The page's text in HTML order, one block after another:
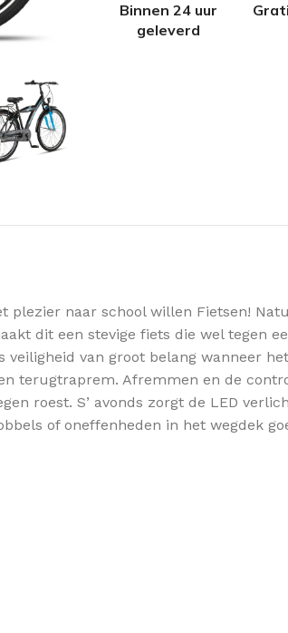
Binnen 24 uur
geleverd
plezier naar school willen Fietsen!
dit een stevige fiets die wel tegen
van groot belang wanneer
terugtraprem. Afremmen en de
roest. S’ avonds zorgt de LED
of oneffenheden in het wegdek